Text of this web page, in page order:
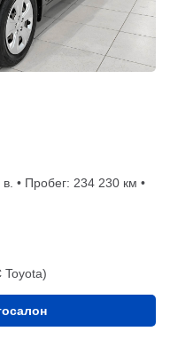
• Пробег: 234 230 км •
Toyota)